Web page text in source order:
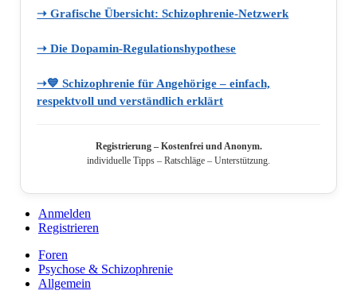
➝ Grafische Übersicht: Schizophrenie‑Netzwerk
➝ Die Dopamin‑Regulationshypothese
➝💙 Schizophrenie für Angehörige – einfach,
respektvoll und verständlich erklärt
Registrierung – Kostenfrei und Anonym.
individuelle Tipps – Ratschläge – Unterstützung.
Anmelden
Registrieren
Foren
Psychose & Schizophrenie
Allgemein